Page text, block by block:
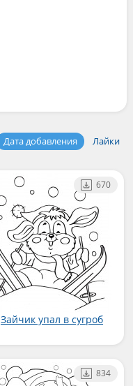
Дата добавления Лайки
Зайчик упал в сугроб
670
834